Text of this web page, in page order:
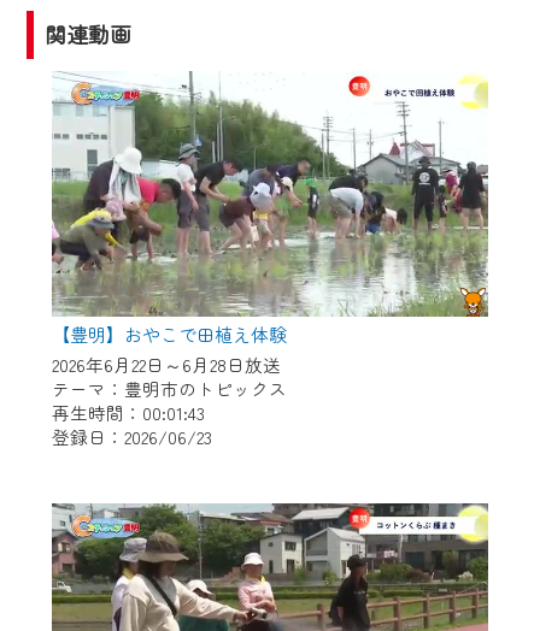
関連動画
【豊明】おやこで田植え体験
2026年6月22日～6月28日放送
テーマ：豊明市のトピックス
再生時間：00:01:43
登録日：2026/06/23
【ご注意】
2024年9月24日からはご加入者様へのサー
ビス向上のため、
『CCNet Web TV』を利用いただくには、
一部コンテンツを除き、
CCNetサービスへの加入と『CCNetマイ
ページ※』へのログインが必要となりま
す。
何卒、ご理解ご了承の程よろしくお願い
いたします。
※マイページへのログインには、MyIDが必
要となります。
※MyIDとは、CCNet Web TVを含むCCNetの
各種サービスをご利用頂くためのIDです。
で設定できます。
（GmailやYahooなどのフリーメールアドレ
スでも作成可能です）
※マイページへのログイン・MyIDの新規登